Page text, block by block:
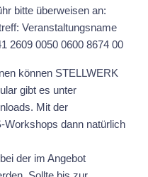
bitte überweisen an:
Veranstaltungsname
2609 0050 0600 8674 00
können STELLWERK
gibt es unter
Mit der
Workshops dann natürlich
der im Angebot